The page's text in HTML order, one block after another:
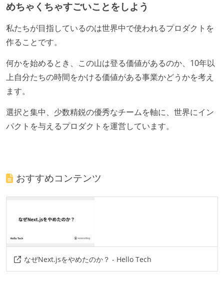
めちゃくちゃすごいことをしよう
私たちが目指しているのは世界中で使われるプロダクトを
作ることです。
何かを始めるとき、この山は登る価値があるのか、10年以
上自分たちの時間をかける価値がある事業かどうかを考え
ます。
選択と集中、少数精鋭の優秀なチームを軸に、世界にイン
パクトを与えるプロダクトを運営しています。
おすすめコンテンツ
なぜNext.jsをやめたのか？ - Hello Tech